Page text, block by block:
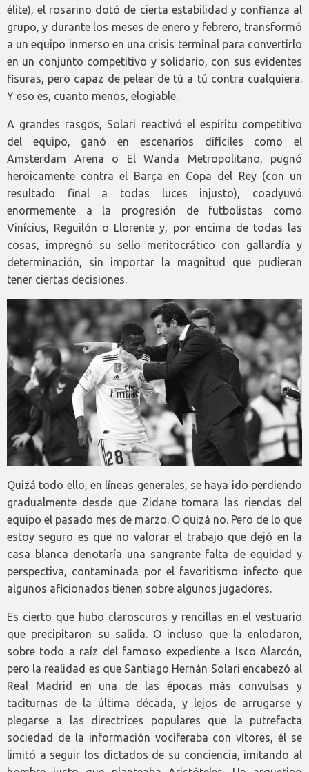
élite), el rosarino dotó de cierta estabilidad y confianza al
grupo, y durante los meses de enero y febrero, transformó
a un equipo inmerso en una crisis terminal para convertirlo
en un conjunto competitivo y solidario, con sus evidentes
fisuras, pero capaz de pelear de tú a tú contra cualquiera.
Y eso es, cuanto menos, elogiable.
A grandes rasgos, Solari reactivó el espíritu competitivo
del equipo, ganó en escenarios difíciles como el
Amsterdam Arena o El Wanda Metropolitano, pugnó
heroicamente contra el Barça en Copa del Rey (con un
resultado final a todas luces injusto), coadyuvó
enormemente a la progresión de futbolistas como
Vinícius, Reguilón o Llorente y, por encima de todas las
cosas, impregnó su sello meritocrático con gallardía y
determinación, sin importar la magnitud que pudieran
tener ciertas decisiones.
Quizá todo ello, en líneas generales, se haya ido perdiendo
gradualmente desde que Zidane tomara las riendas del
equipo el pasado mes de marzo. O quizá no. Pero de lo que
estoy seguro es que no valorar el trabajo que dejó en la
casa blanca denotaría una sangrante falta de equidad y
perspectiva, contaminada por el favoritismo infecto que
algunos aficionados tienen sobre algunos jugadores.
Es cierto que hubo claroscuros y rencillas en el vestuario
que precipitaron su salida. O incluso que la enlodaron,
sobre todo a raíz del famoso expediente a Isco Alarcón,
pero la realidad es que Santiago Hernán Solari encabezó al
Real Madrid en una de las épocas más convulsas y
taciturnas de la última década, y lejos de arrugarse y
plegarse a las directrices populares que la putrefacta
sociedad de la información vociferaba con vítores, él se
limitó a seguir los dictados de su conciencia, imitando al